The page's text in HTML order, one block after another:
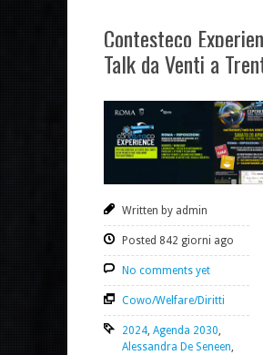
Contesteco
Talk da Venti a
Written by admin
Posted 842 giorni ago
No comments yet
Cowo/Welfare/Diritti
2024 Agenda 2030
Alessandra De Seneen